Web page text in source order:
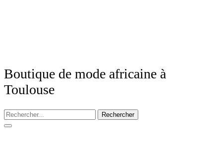
Boutique de mode africaine à
Toulouse
Rechercher